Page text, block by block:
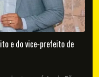
e do vice-prefeito de